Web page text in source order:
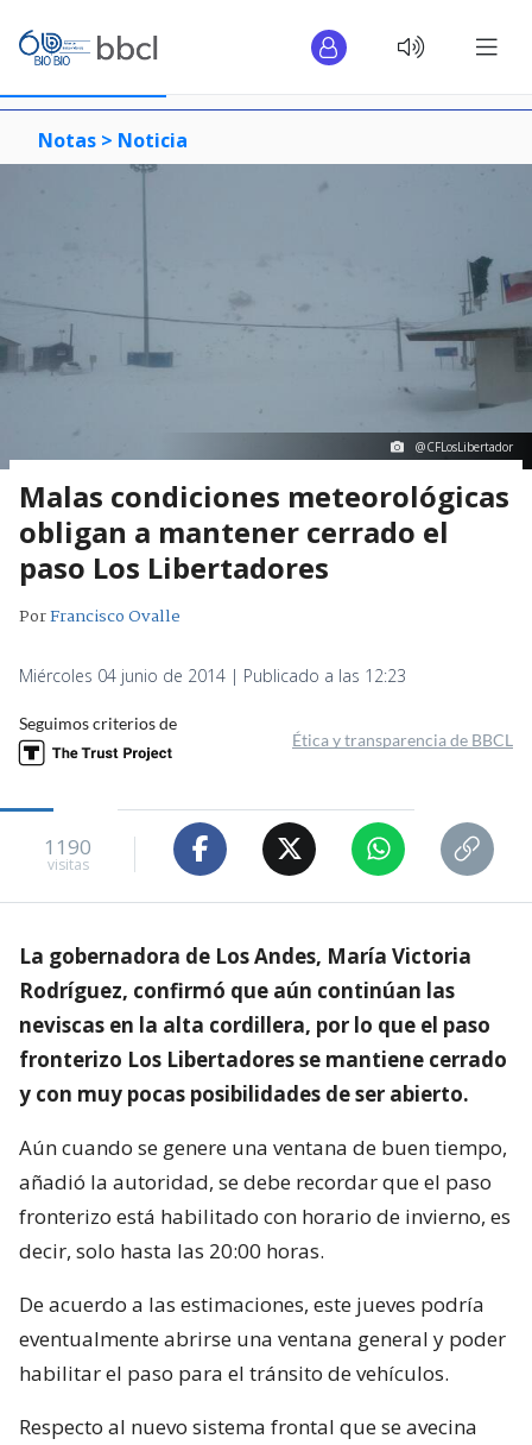
Notas > Noticia
@CFLosLibertador
Malas condiciones meteorológicas
obligan a mantener cerrado el
paso Los Libertadores
PorFrancisco Ovalle
Miércoles 04 junio de 2014 | Publicado a las 12:23
Seguimos criterios de
Ética y transparencia de BBCL
1190
visitas
La gobernadora de Los Andes, María Victoria
Rodríguez, confirmó que aún continúan las
neviscas en la alta cordillera, por lo que el paso
fronterizo Los Libertadores se mantiene cerrado
y con muy pocas posibilidades de ser abierto.
Aún cuando se genere una ventana de buen tiempo,
añadió la autoridad, se debe recordar que el paso
fronterizo está habilitado con horario de invierno, es
decir, solo hasta las 20:00 horas.
De acuerdo a las estimaciones, este jueves podría
eventualmente abrirse una ventana general y poder
habilitar el paso para el tránsito de vehículos.
Respecto al nuevo sistema frontal que se avecina